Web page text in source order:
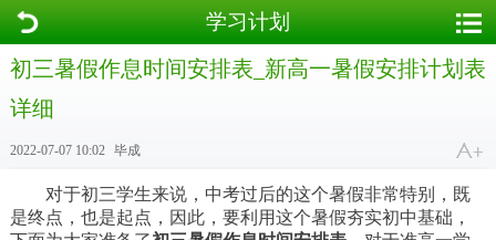
学习计划
初三暑假作息时间安排表_新高一暑假安排计划表
详细
2022-07-07 10:02 毕成
对于初三学生来说，中考过后的这个暑假非常特别，既
是终点，也是起点，因此，要利用这个暑假夯实初中基础，